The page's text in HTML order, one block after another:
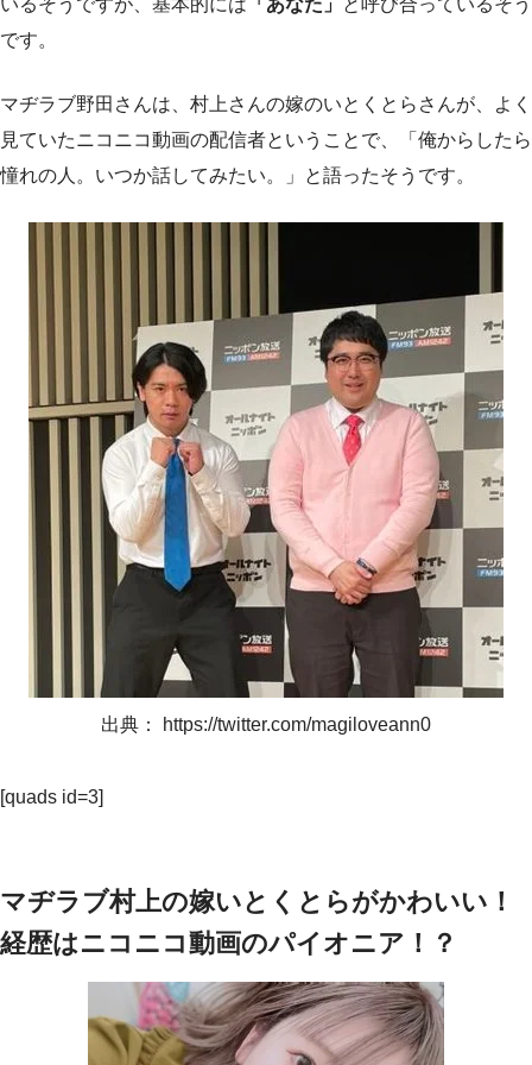
です。
マヂラブ野田さんは、村上さんの嫁のいとくとらさんが、よく
見ていたニコニコ動画の配信者ということで、「俺からしたら
憧れの人。いつか話してみたい。」と語ったそうです。
出典： https://twitter.com/magiloveann0
[quads id=3]
マヂラブ村上の嫁いとくとらがかわいい！
経歴はニコニコ動画のパイオニア！？